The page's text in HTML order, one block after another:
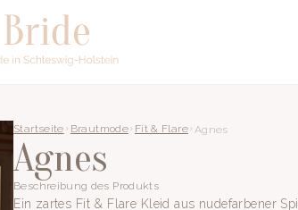
Startseite Brautmode Fit & Flare Agnes
Agnes
Beschreibung des Produkts
Ein zartes Fit & Flare Kleid aus nudefarbener